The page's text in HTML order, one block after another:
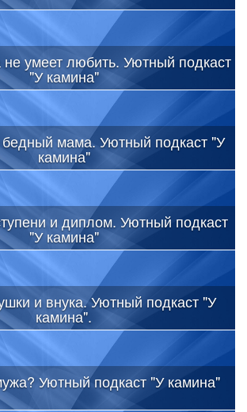
умеет любить. Уютный подкаст
"У камина"
мама. Уютный подкаст "У
камина"
и диплом. Уютный подкаст
"У камина"
и внука. Уютный подкаст "У
камина".
Уютный подкаст "У камина"